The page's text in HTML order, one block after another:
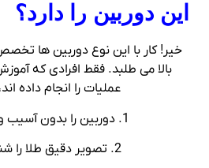
این دوربین را دارد؟
خیر! کار با این نوع دوربین‌ ها
بالا می‌ طلبد. فقط افرادی که
عملیات را انجام داده‌
1. دوربین را بدون آسیب وارد لوله کنند
2. تصویر دقیق طلا را شناسایی کنند